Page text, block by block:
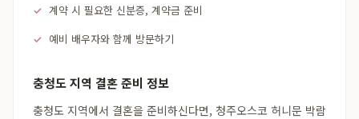
계약 시 필요한 신분증, 계약금 준비
예비 배우자와 함께 방문하기
충청도 지역 결혼 준비 정보
충청도 지역에서 결혼을 준비하신다면, 청주오스코 허니문 박람